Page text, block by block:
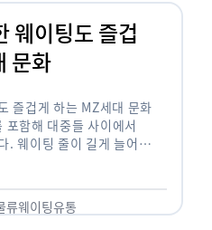
웨이팅도 즐겁
문화
즐겁게 하는 MZ세대 문화
함해 대중들 사이에서
. 웨이팅 줄이 길게 늘어서
류웨이팅유통